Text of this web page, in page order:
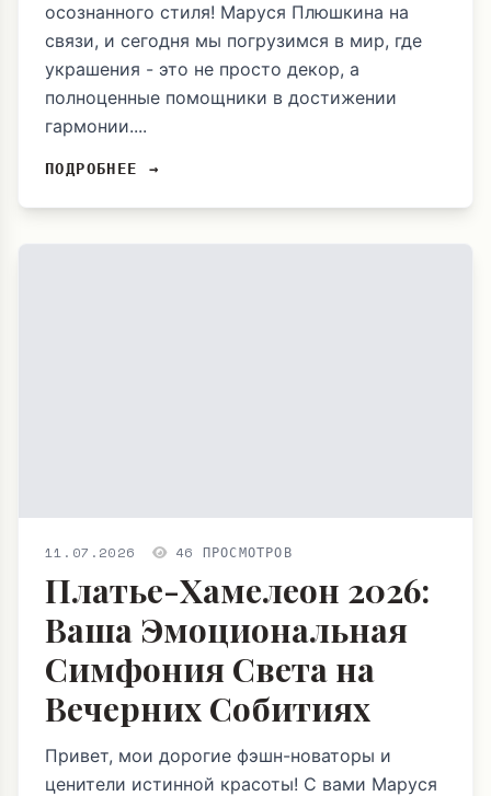
осознанного стиля! Маруся Плюшкина на
связи, и сегодня мы погрузимся в мир, где
украшения - это не просто декор, а
полноценные помощники в достижении
гармонии....
ПОДРОБНЕЕ →
11.07.2026 46 ПРОСМОТРОВ
Платье-Хамелеон 2026:
Ваша Эмоциональная
Симфония Света на
Вечерних Собитиях
Привет, мои дорогие фэшн-новаторы и
ценители истинной красоты! С вами Маруся